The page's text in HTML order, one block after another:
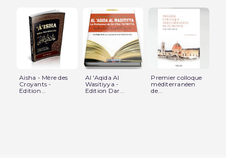
Aisha - Mère des
Croyants -
Edition...
Al 'Aqida Al
Wasitiyya -
Edition Dar...
Premier colloque
méditerranéen
de...